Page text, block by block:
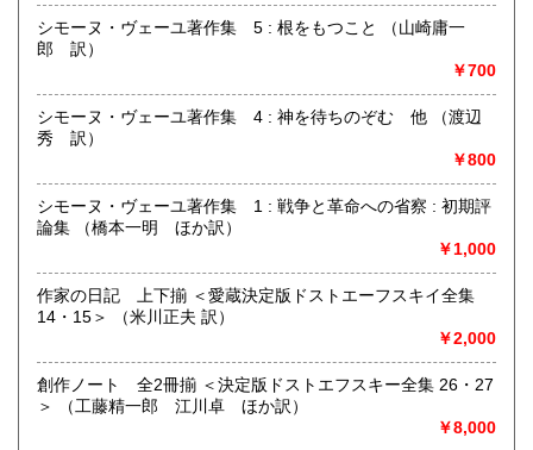
国立駅前の古書店です。
2020年5月に引っ越ししました。
2025年5月、店舗を拡張しました。
定休日なし、店舗で通販在庫の販売・受け渡し可能です。
ぶらりと みちくさ にいらしてください。
沿線名：中央線
最寄駅：JR中央線・国立駅 (徒歩1分)
営業時間：10:00〜18:45
定休日：無し(※12/31～1/3は休業)
シモーヌ・ヴェーユ著作集 5 : 根をもつこと （山崎庸一
郎 訳）
￥700
シモーヌ・ヴェーユ著作集 4 : 神を待ちのぞむ 他 （渡辺
秀 訳）
￥800
シモーヌ・ヴェーユ著作集 1 : 戦争と革命への省察 : 初期評
論集 （橋本一明 ほか訳）
￥1,000
作家の日記 上下揃 ＜愛蔵決定版ドストエーフスキイ全集
14・15＞ （米川正夫 訳）
￥2,000
創作ノート 全2冊揃 ＜決定版ドストエフスキー全集 26・27
＞ （工藤精一郎 江川卓 ほか訳）
￥8,000